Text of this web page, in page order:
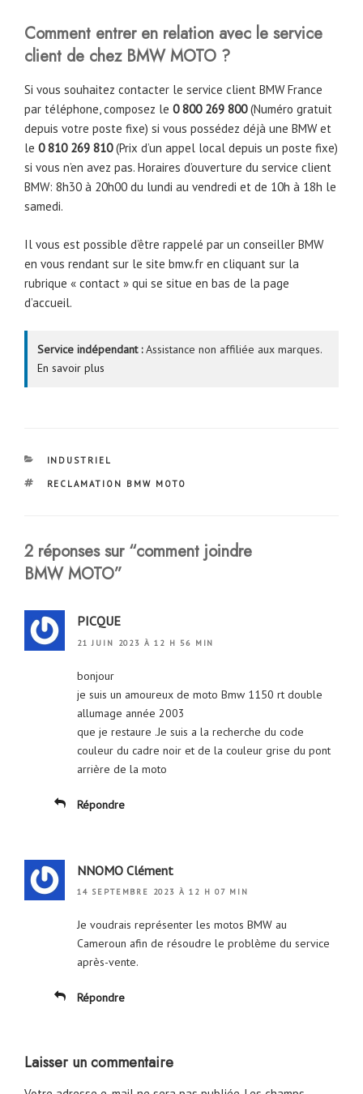
Comment entrer en relation avec le service
client de chez BMW MOTO ?
Si vous souhaitez contacter le service client BMW France
par téléphone, composez le 0 800 269 800(Numéro gratuit
depuis votre poste fixe) si vous possédez déjà une BMW et
le 0 810 269 810(Prix d’un appel local depuis un poste fixe)
si vous n’en avez pas. Horaires d’ouverture du service client
BMW: 8h30 à 20h00 du lundi au vendredi et de 10h à 18h le
samedi.
Il vous est possible d’être rappelé par un conseiller BMW
en vous rendant sur le site bmw.fr en cliquant sur la
rubrique « contact » qui se situe en bas de la page
d’accueil.
Service indépendant :Assistance non affiliée aux marques.
En savoir plus
CATÉGORIES
INDUSTRIEL
ÉTIQUETTES
RECLAMATION BMW MOTO
2 réponses sur “comment joindre
BMW MOTO”
PICQUE
21 JUIN 2023 À 12 H 56 MIN
bonjour
je suis un amoureux de moto Bmw 1150 rt double
allumage année 2003
que je restaure .Je suis a la recherche du code
couleur du cadre noir et de la couleur grise du pont
arrière de la moto
Répondre
NNOMO Clément
14 SEPTEMBRE 2023 À 12 H 07 MIN
Je voudrais représenter les motos BMW au
Cameroun afin de résoudre le problème du service
après-vente.
Répondre
Laisser un commentaire